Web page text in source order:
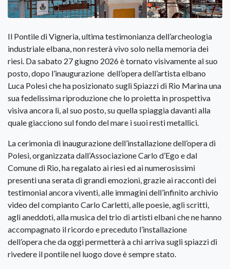
Il Pontile di Vigneria, ultima testimonianza dell’archeologia
industriale elbana, non resterà vivo solo nella memoria dei
riesi. Da sabato 27 giugno 2026 è tornato visivamente al suo
posto, dopo l’inaugurazione dell’opera dell’artista elbano
Luca Polesi che ha posizionato sugli Spiazzi di Rio Marina una
sua fedelissima riproduzione che lo proietta in prospettiva
visiva ancora lì, al suo posto, su quella spiaggia davanti alla
quale giacciono sul fondo del mare i suoi resti metallici.
La cerimonia di inaugurazione dell’installazione dell’opera di
Polesi, organizzata dall’Associazione Carlo d’Ego e dal
Comune di Rio, ha regalato ai riesi ed ai numerosissimi
presenti una serata di grandi emozioni, grazie ai racconti dei
testimonial ancora viventi, alle immagini dell’infinito archivio
video del compianto Carlo Carletti, alle poesie, agli scritti,
agli aneddoti, alla musica del trio di artisti elbani che ne hanno
accompagnato il ricordo e preceduto l’installazione
dell’opera che da oggi permetterà a chi arriva sugli spiazzi di
rivedere il pontile nel luogo dove è sempre stato.